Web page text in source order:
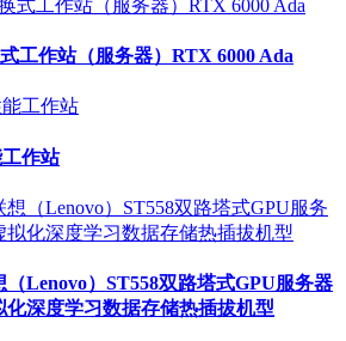
工作站（服务器）RTX 6000 Ada
作站
Lenovo）ST558双路塔式GPU服务器
化深度学习数据存储热插拔机型